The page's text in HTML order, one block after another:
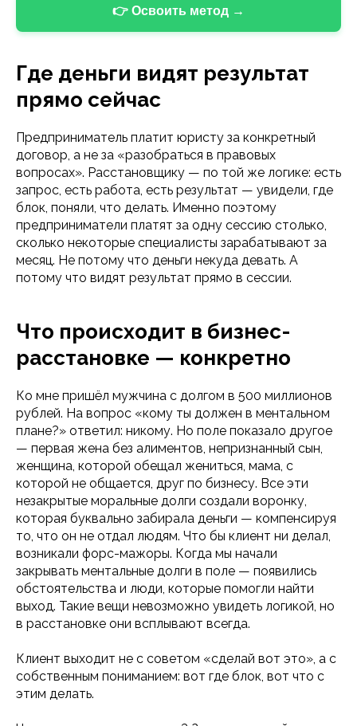
👉 Освоить метод →
Где деньги видят результат
прямо сейчас
Предприниматель платит юристу за конкретный
договор, а не за «разобраться в правовых
вопросах». Расстановщику — по той же логике: есть
запрос, есть работа, есть результат — увидели, где
блок, поняли, что делать. Именно поэтому
предприниматели платят за одну сессию столько,
сколько некоторые специалисты зарабатывают за
месяц. Не потому что деньги некуда девать. А
потому что видят результат прямо в сессии.
Что происходит в бизнес-
расстановке — конкретно
Ко мне пришёл мужчина с долгом в 500 миллионов
рублей. На вопрос «кому ты должен в ментальном
плане?» ответил: никому. Но поле показало другое
— первая жена без алиментов, непризнанный сын,
женщина, которой обещал жениться, мама, с
которой не общается, друг по бизнесу. Все эти
незакрытые моральные долги создали воронку,
которая буквально забирала деньги — компенсируя
то, что он не отдал людям. Что бы клиент ни делал,
возникали форс-мажоры. Когда мы начали
закрывать ментальные долги в поле — появились
обстоятельства и люди, которые помогли найти
выход. Такие вещи невозможно увидеть логикой, но
в расстановке они всплывают всегда.
Клиент выходит не с советом «сделай вот это», а с
собственным пониманием: вот где блок, вот что с
этим делать.